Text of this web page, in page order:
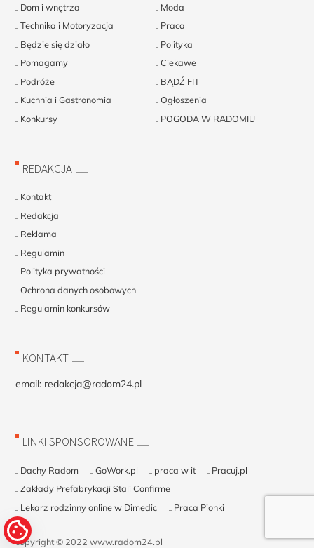
Dom i wnętrza
Moda
Technika i Motoryzacja
Praca
Będzie się działo
Polityka
Pomagamy
Ciekawe
Podróże
BĄDŹ FIT
Kuchnia i Gastronomia
Ogłoszenia
Konkursy
POGODA W RADOMIU
REDAKCJA
Kontakt
Redakcja
Reklama
Regulamin
Polityka prywatności
Ochrona danych osobowych
Regulamin konkursów
KONTAKT
email: redakcja@radom24.pl
LINKI SPONSOROWANE
Dachy Radom GoWork.pl praca w it
Pracuj.pl
Zakłady Prefabrykacji Stali Confirme
Lekarz rodzinny online w Dimedic
Praca Pionki
copyright © 2022 www.radom24.pl